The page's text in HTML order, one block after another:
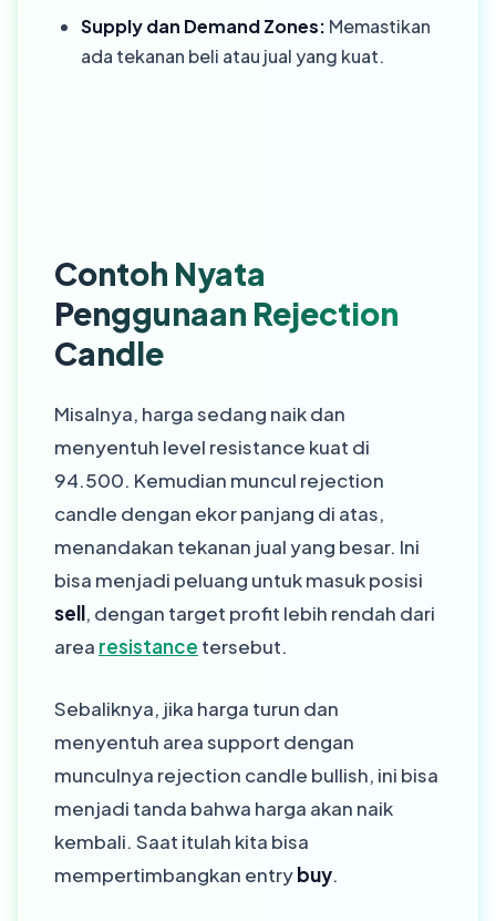
Supply dan Demand Zones: Memastikan
ada tekanan beli atau jual yang kuat.
Contoh Nyata
Penggunaan Rejection
Candle
Misalnya, harga sedang naik dan
menyentuh level resistance kuat di
94.500. Kemudian muncul rejection
candle dengan ekor panjang di atas,
menandakan tekanan jual yang besar. Ini
bisa menjadi peluang untuk masuk posisi
sell, dengan target profit lebih rendah dari
area resistance tersebut.
Sebaliknya, jika harga turun dan
menyentuh area support dengan
munculnya rejection candle bullish, ini bisa
menjadi tanda bahwa harga akan naik
kembali. Saat itulah kita bisa
mempertimbangkan entrybuy.